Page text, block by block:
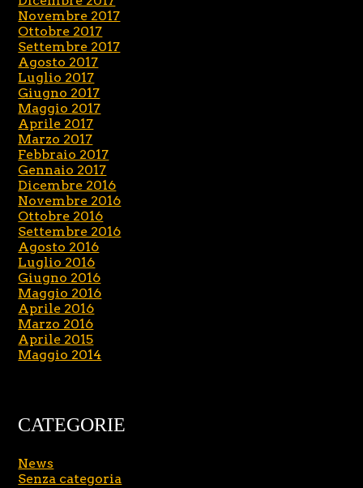
Novembre 2017
Ottobre 2017
Settembre 2017
Agosto 2017
Luglio 2017
Giugno 2017
Maggio 2017
Aprile 2017
Marzo 2017
Febbraio 2017
Gennaio 2017
Dicembre 2016
Novembre 2016
Ottobre 2016
Settembre 2016
Agosto 2016
Luglio 2016
Giugno 2016
Maggio 2016
Aprile 2016
Marzo 2016
Aprile 2015
Maggio 2014
CATEGORIE
News
Senza categoria